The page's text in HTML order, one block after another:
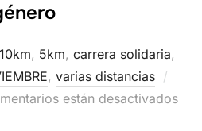
10km, 5km, carrera solidaria,
, varias distancias
están desactivados